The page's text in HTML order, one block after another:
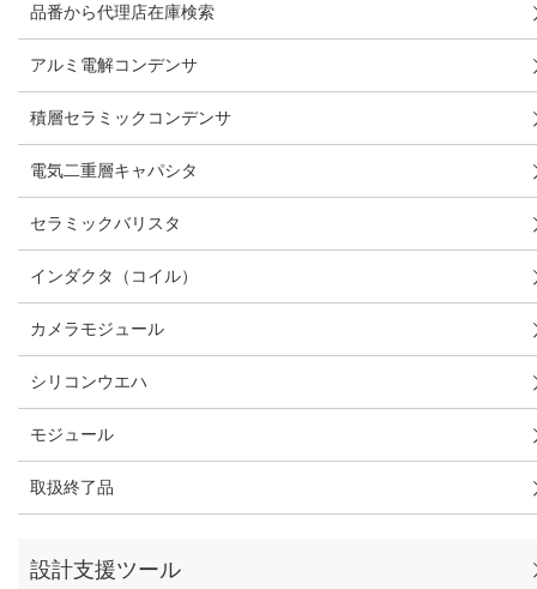
品番から代理店在庫検索
アルミ電解コンデンサ
積層セラミックコンデンサ
電気二重層キャパシタ
セラミックバリスタ
インダクタ（コイル）
カメラモジュール
シリコンウエハ
モジュール
取扱終了品
設計支援ツール